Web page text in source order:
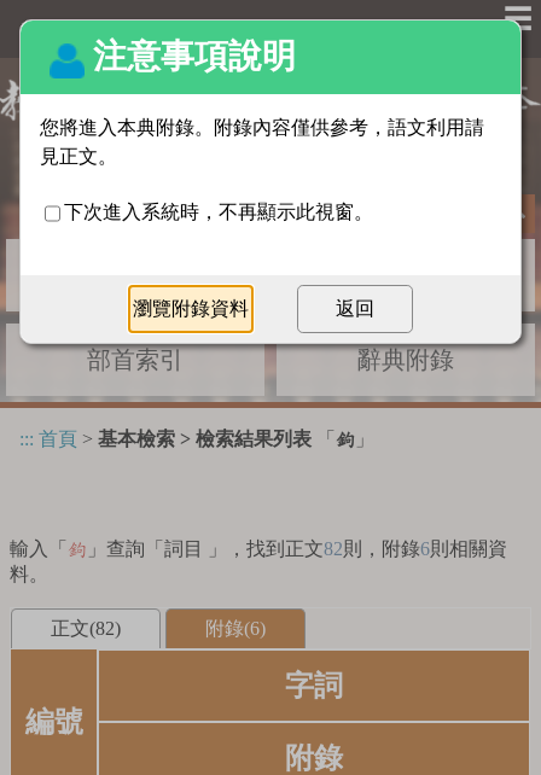
☰
部首索引 辭典附錄
::: 首頁 > 基本檢索 > 檢索結果列表 「 鉤 」
輸入「 鉤 」查詢「詞目 」，找到正文82則，附錄6則相關資
料。
正文(82) 附錄(6)
編號
字詞
附錄